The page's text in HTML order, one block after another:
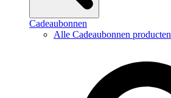
Cadeaubonnen
Alle Cadeaubonnen producten